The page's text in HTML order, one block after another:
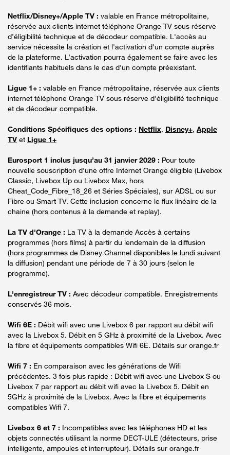
Netflix/Disney+/Apple TV : valable en France métropolitaine,
réservée aux clients internet téléphone Orange TV sous réserve
d’éligibilité technique et de décodeur compatible. L'accès au
service nécessite la création et l'activation d'un compte auprès
de la plateforme. L’activation pourra également se faire avec les
identifiants habituels dans le cas d’un compte préexistant.
Ligue 1+ : valable en France métropolitaine, réservée aux clients
internet téléphone Orange TV sous réserve d’éligibilité technique
et de décodeur compatible.
Conditions Spécifiques des options : Netflix, Disney+, Apple
TV et Ligue 1+
Eurosport 1 inclus jusqu’au 31 janvier 2029 : Pour toute
nouvelle souscription d’une offre Internet Orange éligible (Livebox
Classic, Livebox Up ou Livebox Max, hors
Cheat_Code_Fibre_18_26 et Séries Spéciales), sur ADSL ou sur
Fibre ou Smart TV. Cette inclusion concerne le flux linéaire de la
chaine (hors contenus à la demande et replay).
La TV d'Orange : La TV à la demande Accès à certains
programmes (hors films) à partir du lendemain de la diffusion
(hors programmes de Disney Channel disponibles le lundi suivant
la diffusion) pendant une période de 7 à 30 jours (selon le
programme).
L'enregistreur TV : Avec décodeur compatible. Enregistrements
conservés 36 mois.
Wifi 6E : Débit wifi avec une Livebox 6 par rapport au débit wifi
avec la Livebox 5. Débit en 5 GHz à proximité de la Livebox. Avec
la fibre et équipements compatibles Wifi 6E. Détails sur orange.fr
Wifi 7 : En comparaison avec les générations de Wifi
précédentes. 3 fois plus rapide : Débit wifi avec une Livebox S ou
Livebox 7 par rapport au débit wifi avec la Livebox 5. Débit en
5GHz à proximité de la Livebox. Avec la fibre et équipements
compatibles Wifi 7.
Livebox 6 et 7 : Incompatibles avec les téléphones HD et les
objets connectés utilisant la norme DECT-ULE (détecteurs, prise
intelligente, ampoules et interrupteur). Détails sur orange.fr